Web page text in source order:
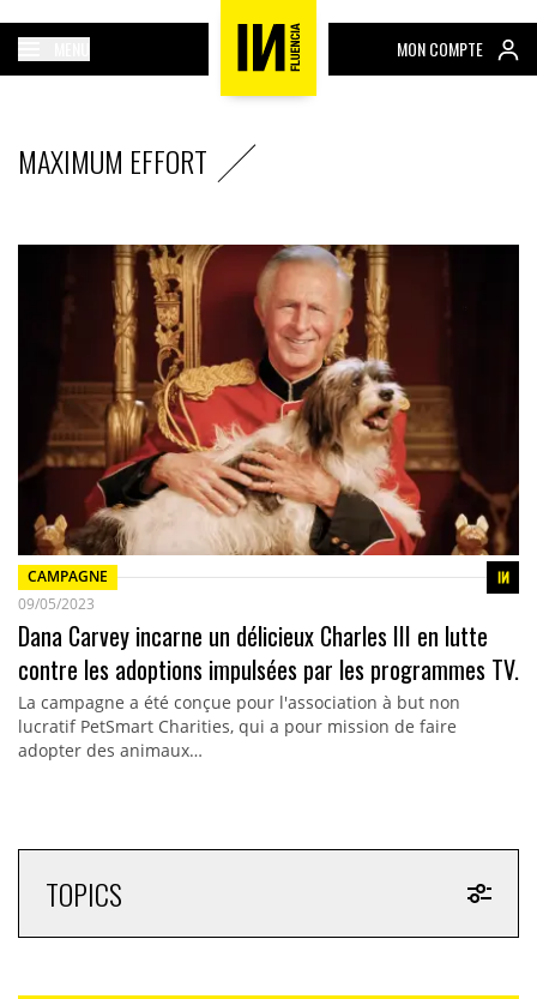
MON COMPTE
MAXIMUM EFFORT
CAMPAGNE
09/05/2023
Dana Carvey incarne un délicieux Charles III en lutte
contre les adoptions impulsées par les programmes TV.
La campagne a été conçue pour l'association à but non
lucratif PetSmart Charities, qui a pour mission de faire
adopter des animaux…
TOPICS